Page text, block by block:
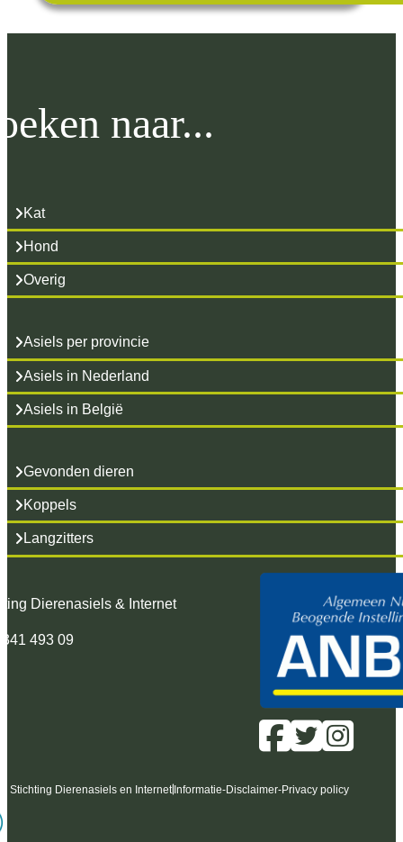
naar...
Kat
Hond
Overig
Asiels per provincie
Asiels in Nederland
Asiels in België
Gevonden dieren
Koppels
Langzitters
Dierenasiels & Internet
493 09
Stichting Dierenasiels en Internet Informatie-Disclaimer-Privacy policy